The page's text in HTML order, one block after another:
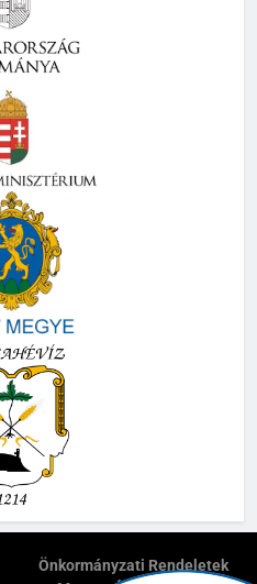
Önkormányzati Rendeletek